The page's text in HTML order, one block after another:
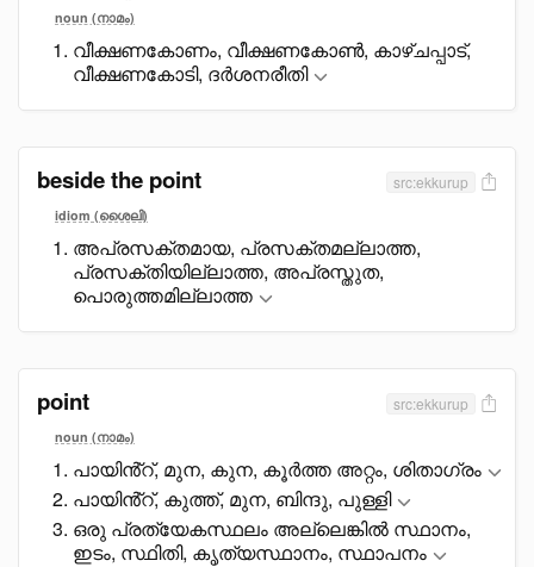
noun (നാമം)
വീക്ഷണകോണം, വീക്ഷണകോൺ, കാഴ്ചപ്പാട്,
വീക്ഷണകോടി, ദർശനരീതി
beside the point src:ekkurup
idiom (ശൈലി)
അപ്രസക്തമായ, പ്രസക്തമല്ലാത്ത,
പ്രസക്തിയില്ലാത്ത, അപ്രസ്തുത,
പൊരുത്തമില്ലാത്ത
point src:ekkurup
noun (നാമം)
പായിൻ്റ്, മുന, കുന, കൂർത്ത അറ്റം, ശിതാഗ്രം
പായിൻ്റ്, കുത്ത്, മുന, ബിന്ദു, പുള്ളി
ഒരു പ്രത്യേകസ്ഥലം അല്ലെങ്കിൽ സ്ഥാനം,
ഇടം, സ്ഥിതി, കൃത്യസ്ഥാനം, സ്ഥാപനം